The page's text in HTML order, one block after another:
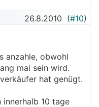
26.8.2010 (#10)
anzahle, obwohl
mai sein wird.
hat genügt.
10 tage